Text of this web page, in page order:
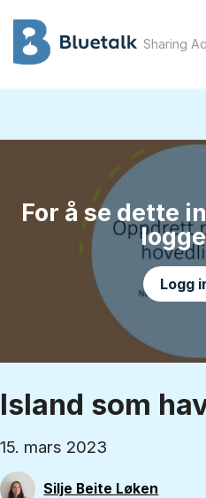
Sharing
For å se dette
Logg
Island som
15. mars 2023
Silje Beite Løken